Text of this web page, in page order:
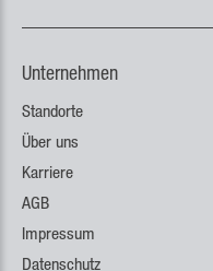
Unternehmen
Standorte
Über uns
Karriere
AGB
Impressum
Datenschutz